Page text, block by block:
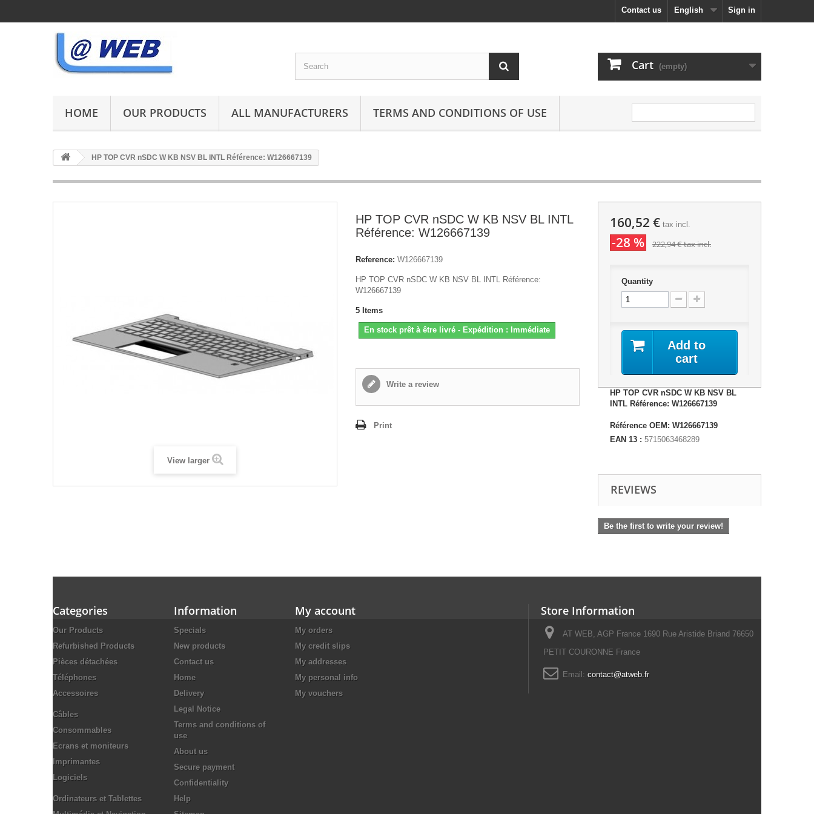
Sign in
English
Contact us
Cart (empty)
HOME OUR PRODUCTS ALL MANUFACTURERS TERMS AND CONDITIONS OF USE
HP TOP CVR nSDC W KB NSV BL INTL Référence: W126667139
View larger
HP TOP CVR nSDC W KB NSV BL INTL
Référence: W126667139
Reference: W126667139
HP TOP CVR nSDC W KB NSV BL INTL Référence:
W126667139
5 Items
En stock prêt à être livré - Expédition : Immédiate
Write a review
Print
160,52 €tax incl.
-28 % 222,94 €tax incl.
Quantity
Add to
cart
HP TOP CVR nSDC W KB NSV BL
INTL Référence: W126667139
Référence OEM: W126667139
EAN 13 : 5715063468289
REVIEWS
Be the first to write your review!
Categories
Our Products
Refurbished Products
Pièces détachées
Téléphones
Accessoires
Câbles
Consommables
Ecrans et moniteurs
Imprimantes
Logiciels
Ordinateurs et Tablettes
Information
Specials
New products
Contact us
Home
Delivery
Legal Notice
Terms and conditions of
use
About us
Secure payment
Confidentiality
Help
My account
My orders
My credit slips
My addresses
My personal info
My vouchers
Store Information
AT WEB, AGP France 1690 Rue Aristide Briand 76650
PETIT COURONNE France
Email: contact@atweb.fr